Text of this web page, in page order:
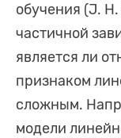
обучения (J.
частичной
является ли
признаком
сложным.
модели